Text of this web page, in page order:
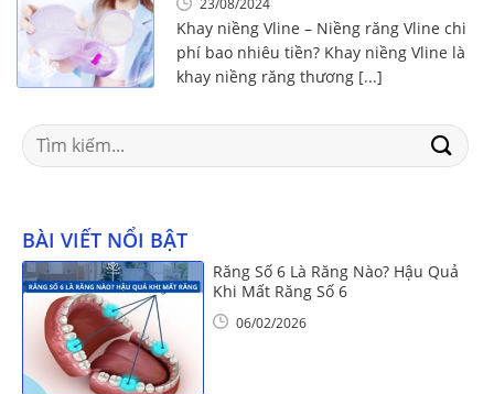
23/08/2024
Khay niềng Vline – Niềng răng Vline chi
phí bao nhiêu tiền? Khay niềng Vline là
khay niềng răng thương [...]
Search
for:
BÀI VIẾT NỔI BẬT
Răng Số 6 Là Răng Nào? Hậu Quả
Khi Mất Răng Số 6
06/02/2026